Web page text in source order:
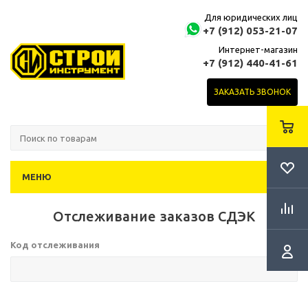
Для юридических лиц
+7 (912) 053-21-07
Интернет-магазин
+7 (912) 440-41-61
ЗАКАЗАТЬ ЗВОНОК
МЕНЮ
Отслеживание заказов СДЭК
Код отслеживания